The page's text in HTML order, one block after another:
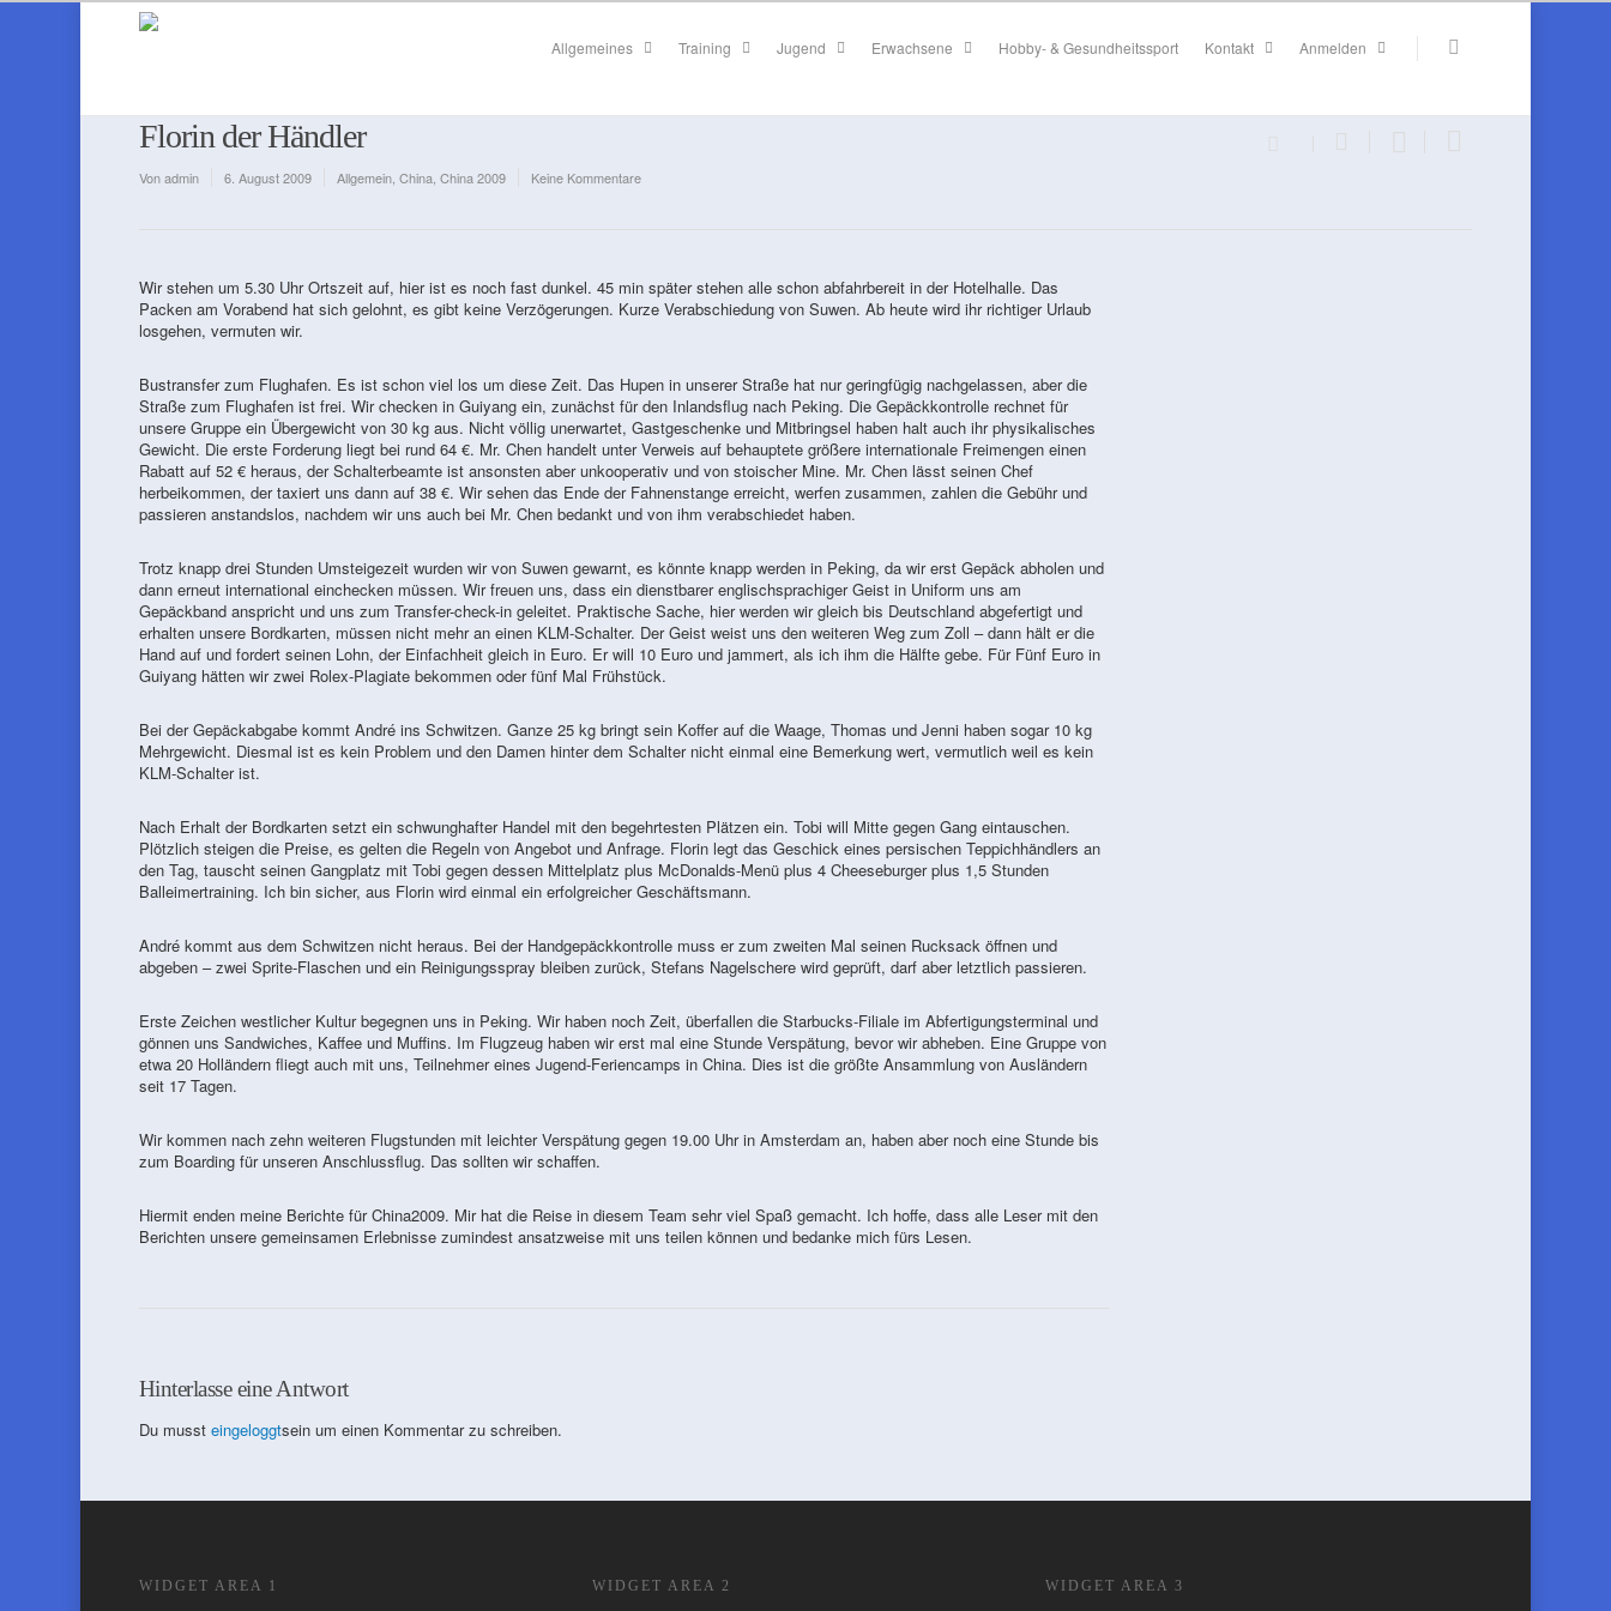
Allgemeines Training Jugend Erwachsene Hobby- & Gesundheitssport Kontakt Anmelden
Florin der Händler
Vonadmin 6. August 2009 Allgemein, China, China 2009 Keine Kommentare
Wir stehen um 5.30 Uhr Ortszeit auf, hier ist es noch fast dunkel. 45 min später stehen alle schon abfahrbereit in der Hotelhalle. Das
Packen am Vorabend hat sich gelohnt, es gibt keine Verzögerungen. Kurze Verabschiedung von Suwen. Ab heute wird ihr richtiger Urlaub
losgehen, vermuten wir.
Bustransfer zum Flughafen. Es ist schon viel los um diese Zeit. Das Hupen in unserer Straße hat nur geringfügig nachgelassen, aber die
Straße zum Flughafen ist frei. Wir checken in Guiyang ein, zunächst für den Inlandsflug nach Peking. Die Gepäckkontrolle rechnet für
unsere Gruppe ein Übergewicht von 30 kg aus. Nicht völlig unerwartet, Gastgeschenke und Mitbringsel haben halt auch ihr physikalisches
Gewicht. Die erste Forderung liegt bei rund 64 €. Mr. Chen handelt unter Verweis auf behauptete größere internationale Freimengen einen
Rabatt auf 52 € heraus, der Schalterbeamte ist ansonsten aber unkooperativ und von stoischer Mine. Mr. Chen lässt seinen Chef
herbeikommen, der taxiert uns dann auf 38 €. Wir sehen das Ende der Fahnenstange erreicht, werfen zusammen, zahlen die Gebühr und
passieren anstandslos, nachdem wir uns auch bei Mr. Chen bedankt und von ihm verabschiedet haben.
Trotz knapp drei Stunden Umsteigezeit wurden wir von Suwen gewarnt, es könnte knapp werden in Peking, da wir erst Gepäck abholen und
dann erneut international einchecken müssen. Wir freuen uns, dass ein dienstbarer englischsprachiger Geist in Uniform uns am
Gepäckband anspricht und uns zum Transfer-check-in geleitet. Praktische Sache, hier werden wir gleich bis Deutschland abgefertigt und
erhalten unsere Bordkarten, müssen nicht mehr an einen KLM-Schalter. Der Geist weist uns den weiteren Weg zum Zoll – dann hält er die
Hand auf und fordert seinen Lohn, der Einfachheit gleich in Euro. Er will 10 Euro und jammert, als ich ihm die Hälfte gebe. Für Fünf Euro in
Guiyang hätten wir zwei Rolex-Plagiate bekommen oder fünf Mal Frühstück.
Bei der Gepäckabgabe kommt André ins Schwitzen. Ganze 25 kg bringt sein Koffer auf die Waage, Thomas und Jenni haben sogar 10 kg
Mehrgewicht. Diesmal ist es kein Problem und den Damen hinter dem Schalter nicht einmal eine Bemerkung wert, vermutlich weil es kein
KLM-Schalter ist.
Nach Erhalt der Bordkarten setzt ein schwunghafter Handel mit den begehrtesten Plätzen ein. Tobi will Mitte gegen Gang eintauschen.
Plötzlich steigen die Preise, es gelten die Regeln von Angebot und Anfrage. Florin legt das Geschick eines persischen Teppichhändlers an
den Tag, tauscht seinen Gangplatz mit Tobi gegen dessen Mittelplatz plus McDonalds-Menü plus 4 Cheeseburger plus 1,5 Stunden
Balleimertraining. Ich bin sicher, aus Florin wird einmal ein erfolgreicher Geschäftsmann.
André kommt aus dem Schwitzen nicht heraus. Bei der Handgepäckkontrolle muss er zum zweiten Mal seinen Rucksack öffnen und
abgeben – zwei Sprite-Flaschen und ein Reinigungsspray bleiben zurück, Stefans Nagelschere wird geprüft, darf aber letztlich passieren.
Erste Zeichen westlicher Kultur begegnen uns in Peking. Wir haben noch Zeit, überfallen die Starbucks-Filiale im Abfertigungsterminal und
gönnen uns Sandwiches, Kaffee und Muffins. Im Flugzeug haben wir erst mal eine Stunde Verspätung, bevor wir abheben. Eine Gruppe von
etwa 20 Holländern fliegt auch mit uns, Teilnehmer eines Jugend-Feriencamps in China. Dies ist die größte Ansammlung von Ausländern
seit 17 Tagen.
Wir kommen nach zehn weiteren Flugstunden mit leichter Verspätung gegen 19.00 Uhr in Amsterdam an, haben aber noch eine Stunde bis
zum Boarding für unseren Anschlussflug. Das sollten wir schaffen.
Hiermit enden meine Berichte für China2009. Mir hat die Reise in diesem Team sehr viel Spaß gemacht. Ich hoffe, dass alle Leser mit den
Berichten unsere gemeinsamen Erlebnisse zumindest ansatzweise mit uns teilen können und bedanke mich fürs Lesen.
Hinterlasse eine Antwort
Du musst eingeloggtsein um einen Kommentar zu schreiben.
WIDGET AREA 1 WIDGET AREA 2 WIDGET AREA 3